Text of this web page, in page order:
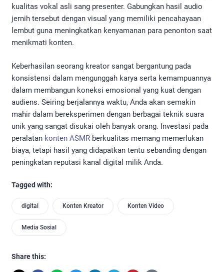
kualitas vokal asli sang presenter. Gabungkan hasil audio
jernih tersebut dengan visual yang memiliki pencahayaan
lembut guna meningkatkan kenyamanan para penonton saat
menikmati konten.
Keberhasilan seorang kreator sangat bergantung pada
konsistensi dalam mengunggah karya serta kemampuannya
dalam membangun koneksi emosional yang kuat dengan
audiens. Seiring berjalannya waktu, Anda akan semakin
mahir dalam bereksperimen dengan berbagai teknik suara
unik yang sangat disukai oleh banyak orang. Investasi pada
peralatan konten ASMR berkualitas memang memerlukan
biaya, tetapi hasil yang didapatkan tentu sebanding dengan
peningkatan reputasi kanal digital milik Anda.
Tagged with:
digital Konten Kreator Konten Video
Media Sosial
Share this: